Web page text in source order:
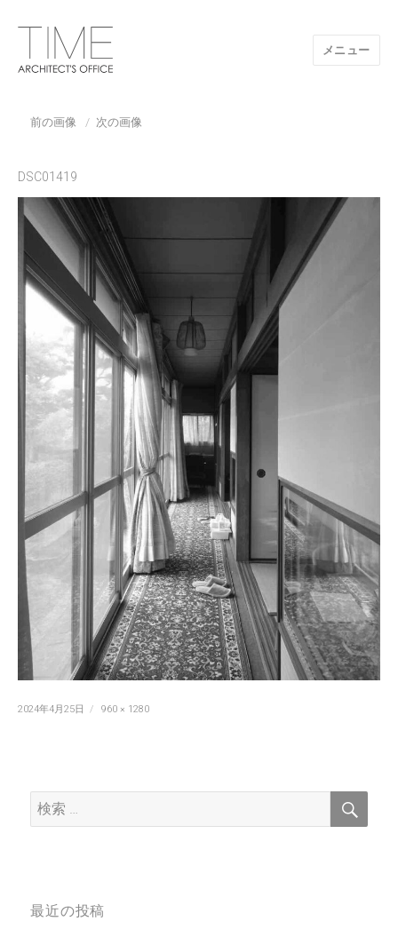
メニュー
前の画像 次の画像
DSC01419
投
2024年4月25日
フ
960 × 1280
検
索:
検
最近の投稿